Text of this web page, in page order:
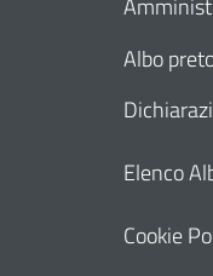
Albo
Elenco
Cookie